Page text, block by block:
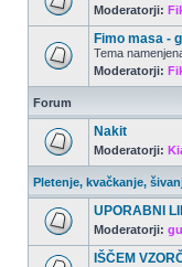
Moderatorji:
Fimo masa -
Tema
Moderatorji:
Forum
Nakit
Moderatorji:
Pletenje, kvačkanje,
UPORABNI
Moderatorji:
IŠČEM